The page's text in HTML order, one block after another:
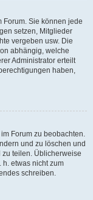
Forum. Sie können jede
setzen, Mitglieder
vergeben usw. Die
abhängig, welche
Administrator erteilt
haben,
Forum zu beobachten.
und zu löschen und
teilen. Üblicherweise
h. etwas nicht zum
schreiben.